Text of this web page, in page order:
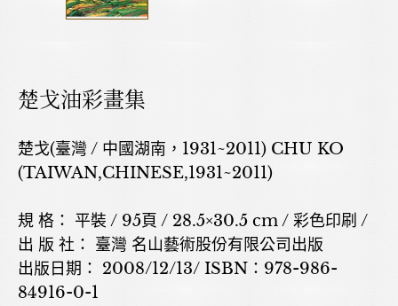
楚戈油彩畫集
楚戈(臺灣 / 中國湖南，1931~2011) CHU KO
(TAIWAN,CHINESE,1931~2011)
規 格： 平裝 / 95頁 / 28.5×30.5 cm / 彩色印刷 /
出 版 社： 臺灣 名山藝術股份有限公司出版
出版日期： 2008/12/13/ ISBN：978-986-
84916-0-1